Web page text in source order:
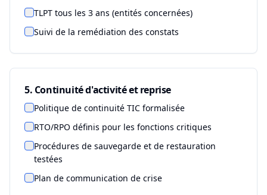
TLPT tous les 3 ans (entités concernées)
Suivi de la remédiation des constats
5. Continuité d'activité et reprise
Politique de continuité TIC formalisée
RTO/RPO définis pour les fonctions critiques
Procédures de sauvegarde et de restauration
testées
Plan de communication de crise